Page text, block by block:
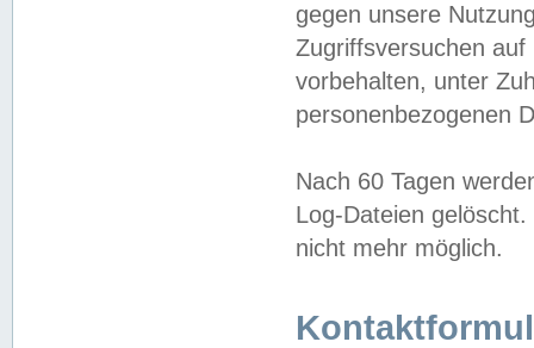
gegen unsere
Zugriffsversuchen
vorbehalten, unter
personenbezogenen
Nach 60 Tagen
Log-Dateien
nicht mehr möglich.